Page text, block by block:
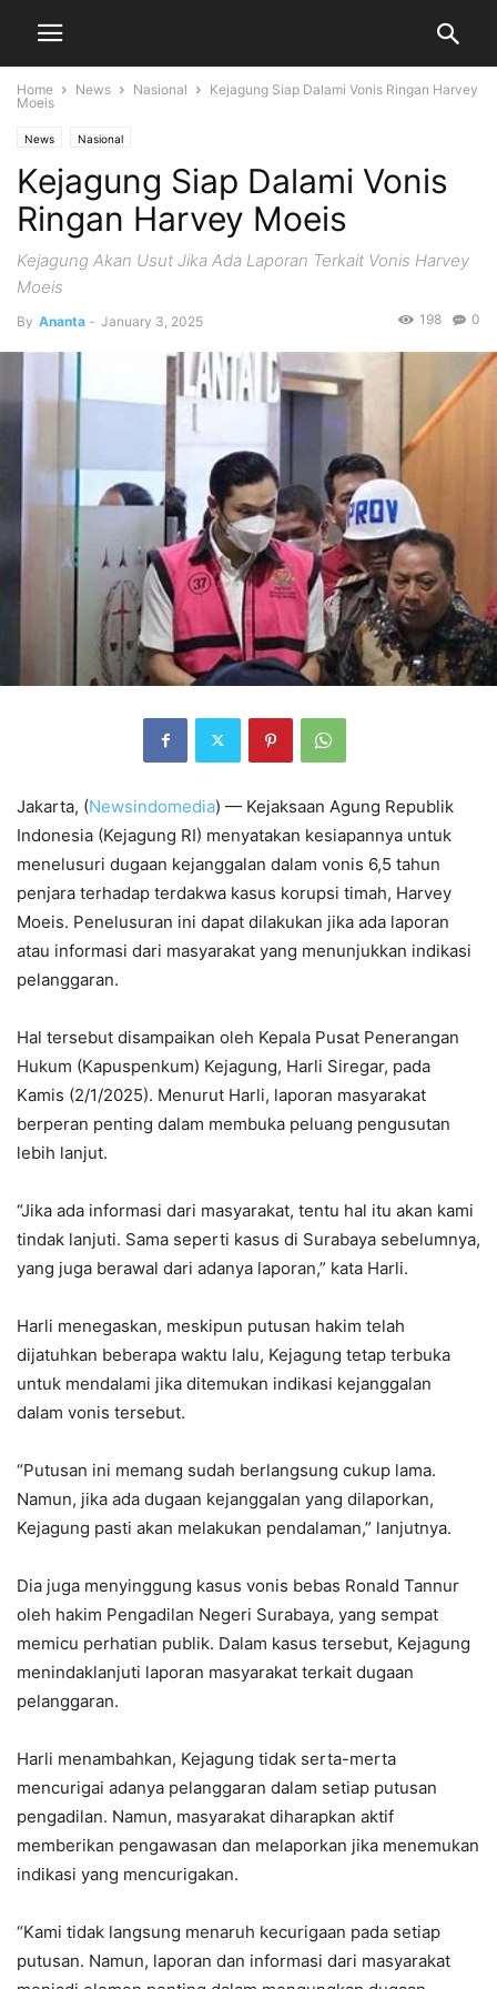
Home News Nasional
Kejagung Siap Dalami Vonis Ringan Harvey
Moeis
News Nasional
Kejagung Siap Dalami Vonis
Ringan Harvey Moeis
Kejagung Akan Usut Jika Ada Laporan Terkait Vonis Harvey
Moeis
By Ananta - January 3, 2025 0
198
Jakarta, (Newsindomedia) — Kejaksaan Agung Republik
Indonesia (Kejagung RI) menyatakan kesiapannya untuk
menelusuri dugaan kejanggalan dalam vonis 6,5 tahun
penjara terhadap terdakwa kasus korupsi timah, Harvey
Moeis. Penelusuran ini dapat dilakukan jika ada laporan
atau informasi dari masyarakat yang menunjukkan indikasi
pelanggaran.
Hal tersebut disampaikan oleh Kepala Pusat Penerangan
Hukum (Kapuspenkum) Kejagung, Harli Siregar, pada
Kamis (2/1/2025). Menurut Harli, laporan masyarakat
berperan penting dalam membuka peluang pengusutan
lebih lanjut.
“Jika ada informasi dari masyarakat, tentu hal itu akan kami
tindak lanjuti. Sama seperti kasus di Surabaya sebelumnya,
yang juga berawal dari adanya laporan,” kata Harli.
Harli menegaskan, meskipun putusan hakim telah
dijatuhkan beberapa waktu lalu, Kejagung tetap terbuka
untuk mendalami jika ditemukan indikasi kejanggalan
dalam vonis tersebut.
“Putusan ini memang sudah berlangsung cukup lama.
Namun, jika ada dugaan kejanggalan yang dilaporkan,
Kejagung pasti akan melakukan pendalaman,” lanjutnya.
Dia juga menyinggung kasus vonis bebas Ronald Tannur
oleh hakim Pengadilan Negeri Surabaya, yang sempat
memicu perhatian publik. Dalam kasus tersebut, Kejagung
menindaklanjuti laporan masyarakat terkait dugaan
pelanggaran.
Harli menambahkan, Kejagung tidak serta-merta
mencurigai adanya pelanggaran dalam setiap putusan
pengadilan. Namun, masyarakat diharapkan aktif
memberikan pengawasan dan melaporkan jika menemukan
indikasi yang mencurigakan.
“Kami tidak langsung menaruh kecurigaan pada setiap
putusan. Namun, laporan dan informasi dari masyarakat